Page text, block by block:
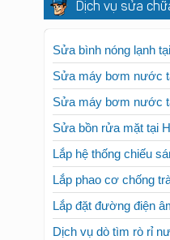
Dịch vụ sửa
Sửa bình nóng lạnh
Sửa máy bơm nước
Sửa máy bơm nước
Sửa bồn rửa mặt tại
Lắp hệ thống chiếu
Lắp phao cơ chống
Lắp đặt đường điện
Dịch vụ dò tìm rò rỉ